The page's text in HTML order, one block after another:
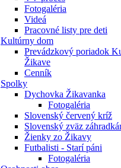
Fotogaléria
Videá
Pracovné listy pre deti
Kultúrny dom
Prevádzkový poriadok
Žikave
Cenník
Spolky
Dychovka Žikavanka
Fotogaléria
Slovenský červený kríž
Slovenský zväz
Žienky zo Žikavy
Futbalisti - Starí páni
Fotogaléria